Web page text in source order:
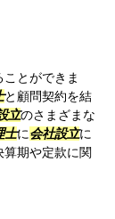
とができま
と顧問契約を結
立のさまざまな
士に会社設立に
期や定款に関